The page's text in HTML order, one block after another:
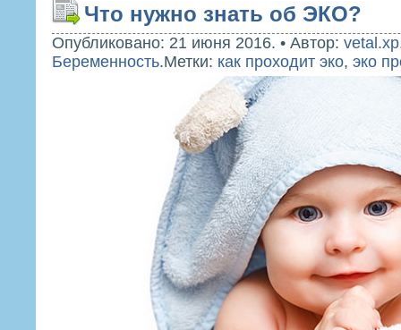
Что нужно знать об ЭКО?
Опубликовано: 21 июня 2016. • Автор: vetal.xp
Беременность.Метки: как проходит эко, эко